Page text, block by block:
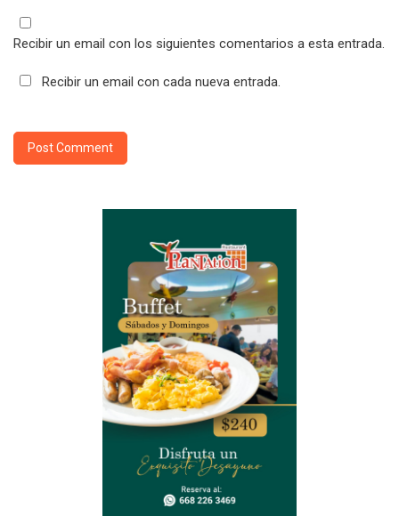
Recibir un email con los siguientes comentarios a esta entrada.
Recibir un email con cada nueva entrada.